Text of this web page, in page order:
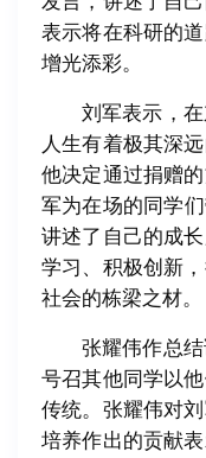
表示将在科研的
增光添彩。
刘军表示，
人生有着极其深
他决定通过捐赠
军为在场的同学
讲述了自己的成
学习、积极创新
社会的栋梁之材。
张耀伟作总
号召其他同学以
传统。张耀伟对
培养作出的贡献